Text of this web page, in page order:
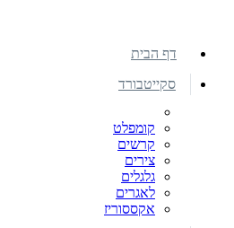
דף הבית
סקייטבורד
קומפלט
קרשים
צירים
גלגלים
לאגרים
אקססוריז